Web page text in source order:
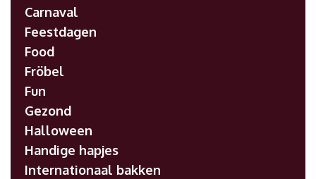
Carnaval
Feestdagen
Food
Fröbel
Fun
Gezond
Halloween
Handige hapjes
Internationaal bakken